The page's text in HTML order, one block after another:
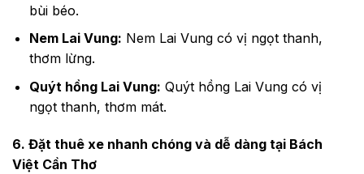
bùi béo.
Nem Lai Vung: Nem Lai Vung có vị ngọt thanh,
thơm lừng.
Quýt hồng Lai Vung: Quýt hồng Lai Vung có vị
ngọt thanh, thơm mát.
6. Đặt thuê xe nhanh chóng và dễ dàng tại Bách
Việt Cần Thơ